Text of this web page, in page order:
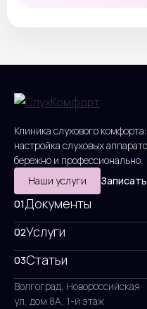
Клиника слухового
настройка слуховых
бережно и профессионально.
Наши услуги
01Документы
02Услуги
03Статьи
Волгоград, Новороссийская
ул, дом 8А, 1-й этаж